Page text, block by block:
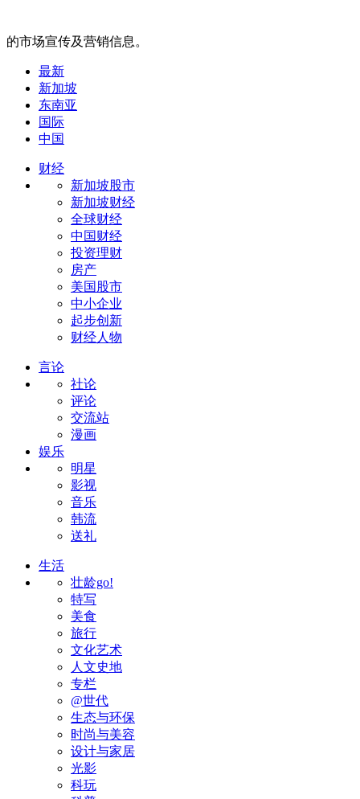
的市场宣传及营销信息。
最新
新加坡
东南亚
国际
中国
财经
新加坡股市
新加坡财经
全球财经
中国财经
投资理财
房产
美国股市
中小企业
起步创新
财经人物
言论
社论
评论
交流站
漫画
娱乐
明星
影视
音乐
韩流
送礼
生活
壮龄go!
特写
美食
旅行
文化艺术
人文史地
专栏
@世代
生态与环保
时尚与美容
设计与家居
光影
科玩